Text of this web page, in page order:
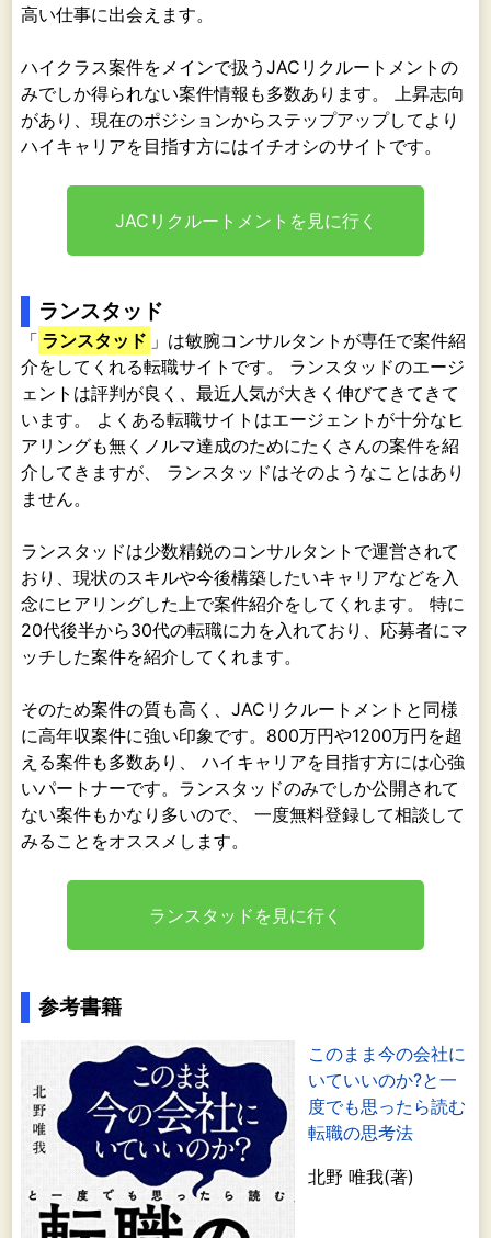
高い仕事に出会えます。
ハイクラス案件をメインで扱うJACリクルートメントの
みでしか得られない案件情報も多数あります。 上昇志向
があり、現在のポジションからステップアップしてより
ハイキャリアを目指す方にはイチオシのサイトです。
JACリクルートメントを見に行く
ランスタッド
「 ランスタッド 」は敏腕コンサルタントが専任で案件紹
介をしてくれる転職サイトです。 ランスタッドのエージ
ェントは評判が良く、最近人気が大きく伸びてきてきて
います。 よくある転職サイトはエージェントが十分なヒ
アリングも無くノルマ達成のためにたくさんの案件を紹
介してきますが、 ランスタッドはそのようなことはあり
ません。
ランスタッドは少数精鋭のコンサルタントで運営されて
おり、現状のスキルや今後構築したいキャリアなどを入
念にヒアリングした上で案件紹介をしてくれます。 特に
20代後半から30代の転職に力を入れており、応募者にマ
ッチした案件を紹介してくれます。
そのため案件の質も高く、JACリクルートメントと同様
に高年収案件に強い印象です。800万円や1200万円を超
える案件も多数あり、 ハイキャリアを目指す方には心強
いパートナーです。ランスタッドのみでしか公開されて
ない案件もかなり多いので、 一度無料登録して相談して
みることをオススメします。
ランスタッドを見に行く
参考書籍
このまま今の会社に
いていいのか?と一
度でも思ったら読む
転職の思考法
北野 唯我(著)